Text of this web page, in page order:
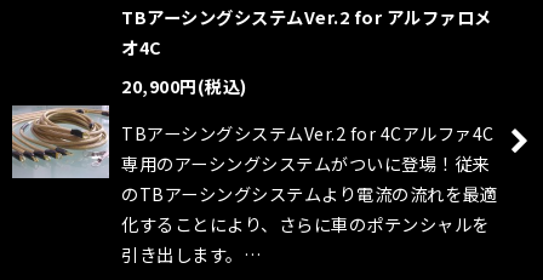
TBアーシングシステムVer.2 for アルファロメ
オ4C
20,900円(税込)
TBアーシングシステムVer.2 for 4Cアルファ4C
専用のアーシングシステムがついに登場！従来
のTBアーシングシステムより電流の流れを最適
化することにより、さらに車のポテンシャルを
引き出します。…